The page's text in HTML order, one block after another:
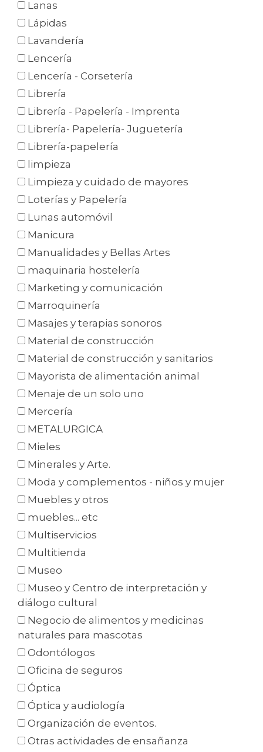
Lanas
Lápidas
Lavandería
Lencería
Lencería - Corsetería
Librería
Librería - Papelería - Imprenta
Librería- Papelería- Juguetería
Librería-papelería
limpieza
Limpieza y cuidado de mayores
Loterías y Papelería
Lunas automóvil
Manicura
Manualidades y Bellas Artes
maquinaria hostelería
Marketing y comunicación
Marroquinería
Masajes y terapias sonoros
Material de construcción
Material de construcción y sanitarios
Mayorista de alimentación animal
Menaje de un solo uno
Mercería
METALURGICA
Mieles
Minerales y Arte.
Moda y complementos - niños y mujer
Muebles y otros
muebles... etc
Multiservicios
Multitienda
Museo
Museo y Centro de interpretación y
diálogo cultural
Negocio de alimentos y medicinas
naturales para mascotas
Odontólogos
Oficina de seguros
Óptica
Óptica y audiología
Organización de eventos.
Otras actividades de ensañanza